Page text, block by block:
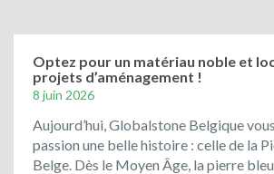
Optez pour un matériau noble et
projets d’aménagement !
8 juin 2026
Aujourd’hui, Globalstone Belgique
passion une belle histoire : celle de la
Belge. Dès le Moyen Âge, la pierre